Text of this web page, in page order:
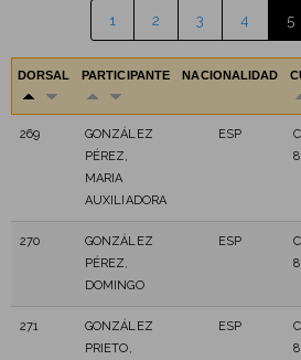
1 2 3 4 5
DORSAL PARTICIPANTE NACIONALIDAD
269
GONZÁLEZ
PÉREZ,
MARIA
AUXILIADORA
ESP
270
GONZÁLEZ
PÉREZ,
DOMINGO
ESP
271
GONZÁLEZ
PRIETO,
ESP